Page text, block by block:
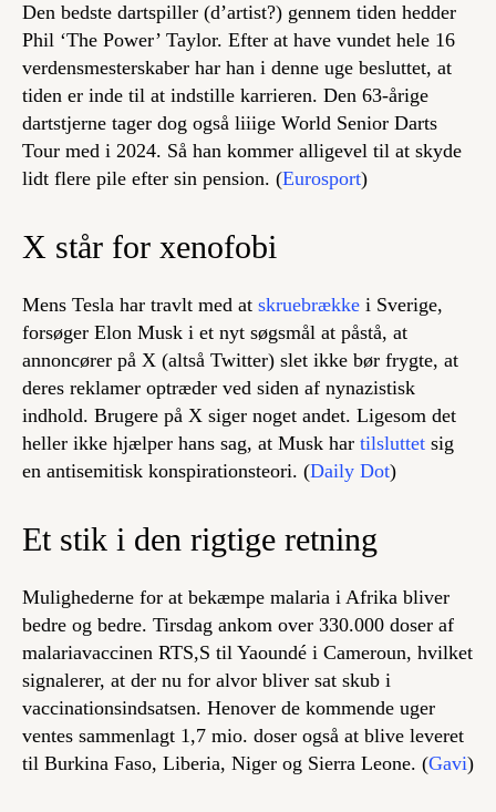
Den bedste dartspiller (d’artist?) gennem tiden hedder
Phil ‘The Power’ Taylor. Efter at have vundet hele 16
verdensmesterskaber har han i denne uge besluttet, at
tiden er inde til at indstille karrieren. Den 63-årige
dartstjerne tager dog også liiige World Senior Darts
Tour med i 2024. Så han kommer alligevel til at skyde
lidt flere pile efter sin pension. (Eurosport)
X står for xenofobi
Mens Tesla har travlt med at skruebrække i Sverige,
forsøger Elon Musk i et nyt søgsmål at påstå, at
annoncører på X (altså Twitter) slet ikke bør frygte, at
deres reklamer optræder ved siden af nynazistisk
indhold. Brugere på X siger noget andet. Ligesom det
heller ikke hjælper hans sag, at Musk har tilsluttet sig
en antisemitisk konspirationsteori. (Daily Dot)
Et stik i den rigtige retning
Mulighederne for at bekæmpe malaria i Afrika bliver
bedre og bedre. Tirsdag ankom over 330.000 doser af
malariavaccinen RTS,S til Yaoundé i Cameroun, hvilket
signalerer, at der nu for alvor bliver sat skub i
vaccinationsindsatsen. Henover de kommende uger
ventes sammenlagt 1,7 mio. doser også at blive leveret
til Burkina Faso, Liberia, Niger og Sierra Leone. (Gavi)